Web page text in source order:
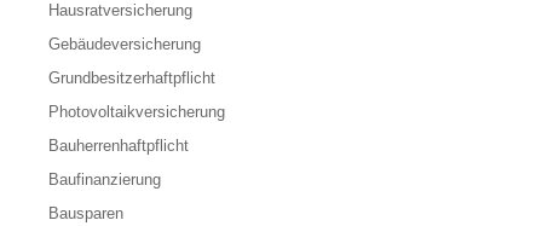
Hausratversicherung
Gebäudeversicherung
Grundbesitzerhaftpflicht
Photovoltaikversicherung
Bauherrenhaftpflicht
Baufinanzierung
Bausparen